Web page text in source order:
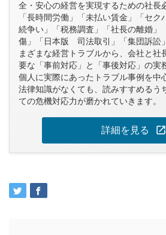
全・安心の経営を実現するための社長
「長時間労働」「未払い賃金」「セク
続争い」「税務調査」「社長の離婚」
傷」「日本版 司法取引」「集団訴訟
まざまな経営トラブルから、会社と社
要な「事前対応」と「事後対応」の実
個人に実際にあったトラブル事例を中
法律知識がなくても、読みすすめるう
ての危機対応力が磨かれていきます。
詳細を見る open_in_new